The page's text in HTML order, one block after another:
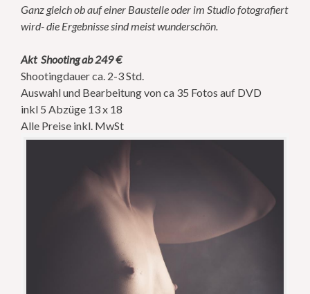
Ganz gleich ob auf einer Baustelle oder im Studio fotografiert
wird- die Ergebnisse sind meist wunderschön.
Akt Shooting ab 249 €
Shootingdauer ca. 2-3 Std.
Auswahl und Bearbeitung von ca 35 Fotos auf DVD
inkl 5 Abzüge 13 x 18
Alle Preise inkl. MwSt